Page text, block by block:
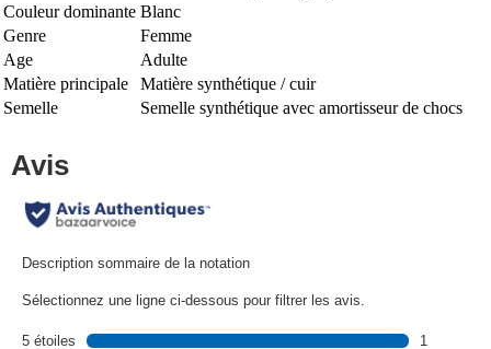
Couleur dominante Blanc
Genre
Femme
Age
Adulte
Matière principale
Matière synthétique / cuir
Semelle
Semelle synthétique avec amortisseur de chocs